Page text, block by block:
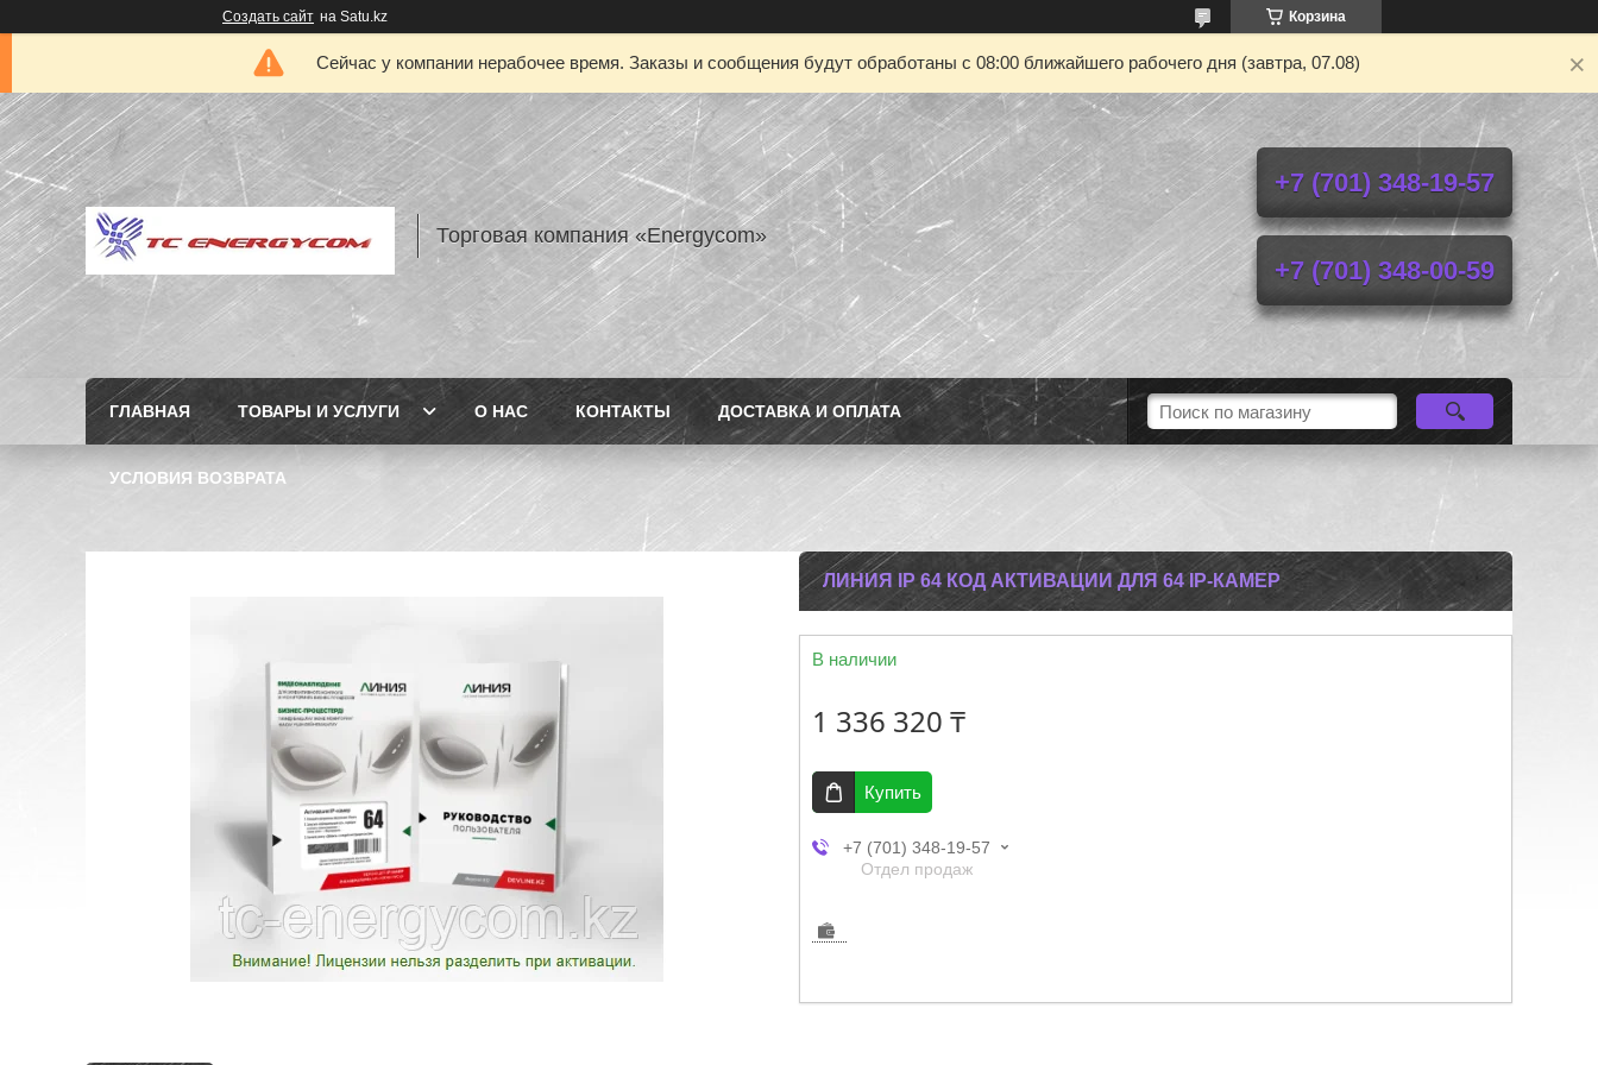
Создать сайт на Satu.kz Корзина
Сейчас у компании нерабочее время. Заказы и сообщения будут обработаны с 08:00 ближайшего рабочего дня (завтра, 07.08)
Торговая компания «Energycom»
+7 (701) 348-19-57
+7 (701) 348-00-59
ГЛАВНАЯ ТОВАРЫ И УСЛУГИ О НАС КОНТАКТЫ ДОСТАВКА И ОПЛАТА
УСЛОВИЯ ВОЗВРАТА
ЛИНИЯ IP 64 КОД АКТИВАЦИИ ДЛЯ 64 IP-КАМЕР
В наличии
1 336 320 ₸
Купить
+7 (701) 348-19-57
Отдел продаж